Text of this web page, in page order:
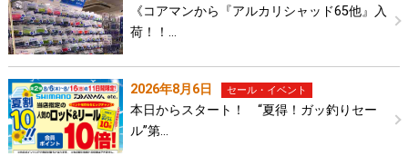
《コアマンから『アルカリシャッド65他』入
荷！！…
2026年8月6日 セール・イベント
本日からスタート！ “夏得！ガッ釣りセー
ル”第…